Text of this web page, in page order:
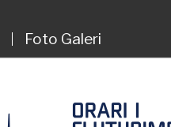
Foto Galeri